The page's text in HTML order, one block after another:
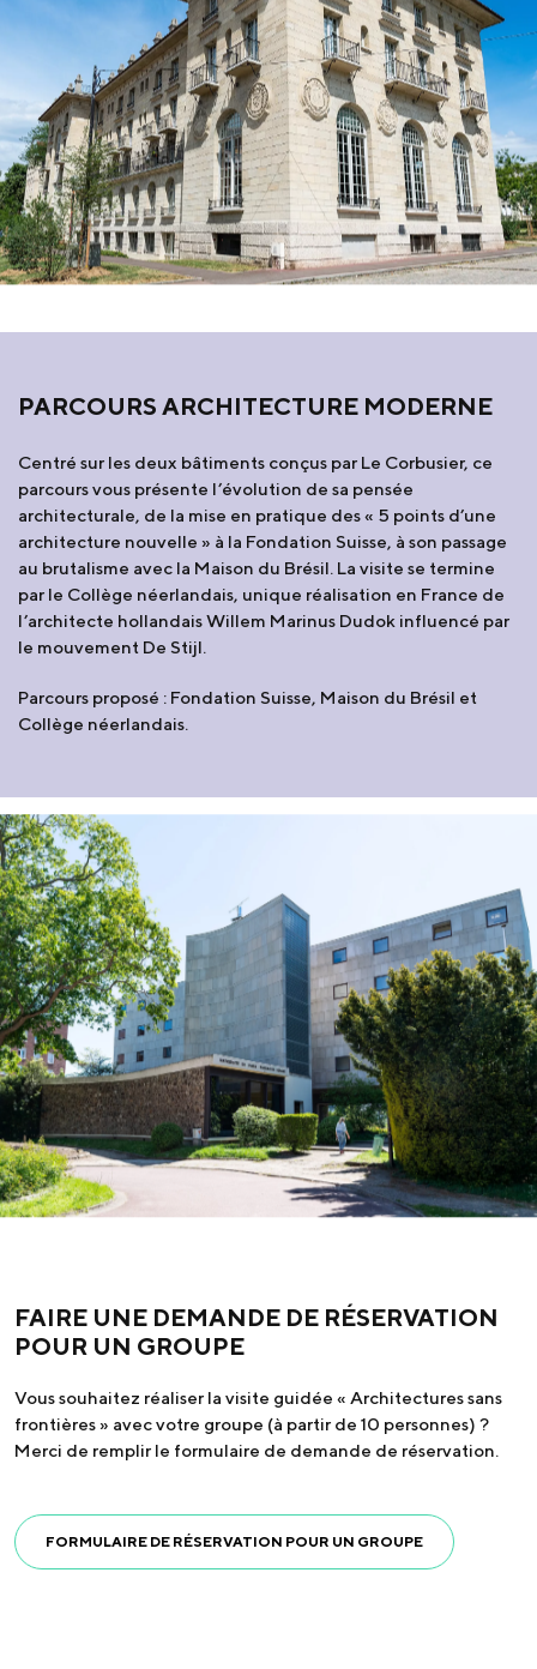
PARCOURS ARCHITECTURE MODERNE
Centré sur les deux bâtiments conçus par Le Corbusier, ce
parcours vous présente l’évolution de sa pensée
architecturale, de la mise en pratique des « 5 points d’une
architecture nouvelle » à la Fondation Suisse, à son passage
au brutalisme avec la Maison du Brésil. La visite se termine
par le Collège néerlandais, unique réalisation en France de
l’architecte hollandais Willem Marinus Dudok influencé par
le mouvement De Stijl.
Parcours proposé : Fondation Suisse, Maison du Brésil et
Collège néerlandais.
FAIRE UNE DEMANDE DE RÉSERVATION
POUR UN GROUPE
Vous souhaitez réaliser la visite guidée « Architectures sans
frontières » avec votre groupe (à partir de 10 personnes) ?
Merci de remplir le formulaire de demande de réservation.
FORMULAIRE DE RÉSERVATION POUR UN GROUPE